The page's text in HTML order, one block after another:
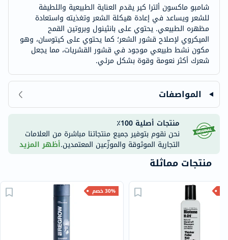
شامبو ماكسون ألترا كير يقدم العناية الطبيعية واللطيفة
للشعر ويساعد في إعادة هيكلة الشعر وتغذيته واستعادة
مظهره الطبيعي. يحتوي على بانثينول وبروتين القمح
الميكروي لإصلاح قشور الشعر؛ كما يحتوي على كيتوسان، وهو
مكون نشط طبيعي موجود في قشور القشريات، مما يجعل
شعرك أكثر نعومة وقوة بشكل مرئي.
المواصفات
منتجات أصلية 100٪
نحن نقوم بتوفير جميع منتجاتنا مباشرة من العلامات
التجارية الموثوقة والموزّعين المعتمدين.أظهر المزيد
منتجات مماثلة
30% خصم